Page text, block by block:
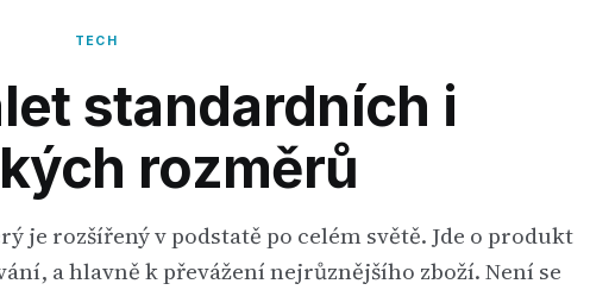
TECH
standardních i
rozměrů
je rozšířený v podstatě po celém světě. Jde o produkt
a hlavně k převážení nejrůznějšího zboží. Není se